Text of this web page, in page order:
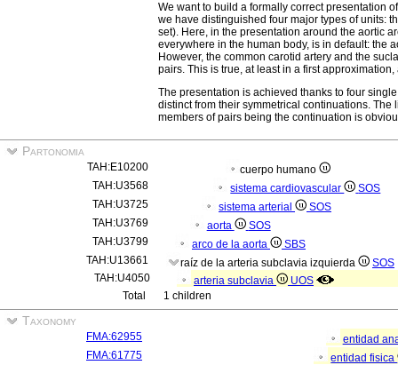
We want to build a formally correct presentation
we have distinguished four major types of units:
set). Here, in the presentation around the aortic
everywhere in the human body, is in default: the
However, the common carotid artery and the
pairs. This is true, at least in a first
The presentation is achieved thanks to four
distinct from their symmetrical continuations.
members of pairs being the continuation is
Partonomia
TAH:E10200
cuerpo humano
TAH:U3568
sistema cardiovascular
SOS
TAH:U3725
sistema arterial
SOS
TAH:U3769
aorta
SOS
TAH:U3799
arco de la aorta
SBS
TAH:U13661
raíz de la arteria subclavia izquierda
SOS
TAH:U4050
arteria subclavia
UOS
Total
1 children
Taxonomy
FMA:62955
entidad
FMA:61775
entidad fisica